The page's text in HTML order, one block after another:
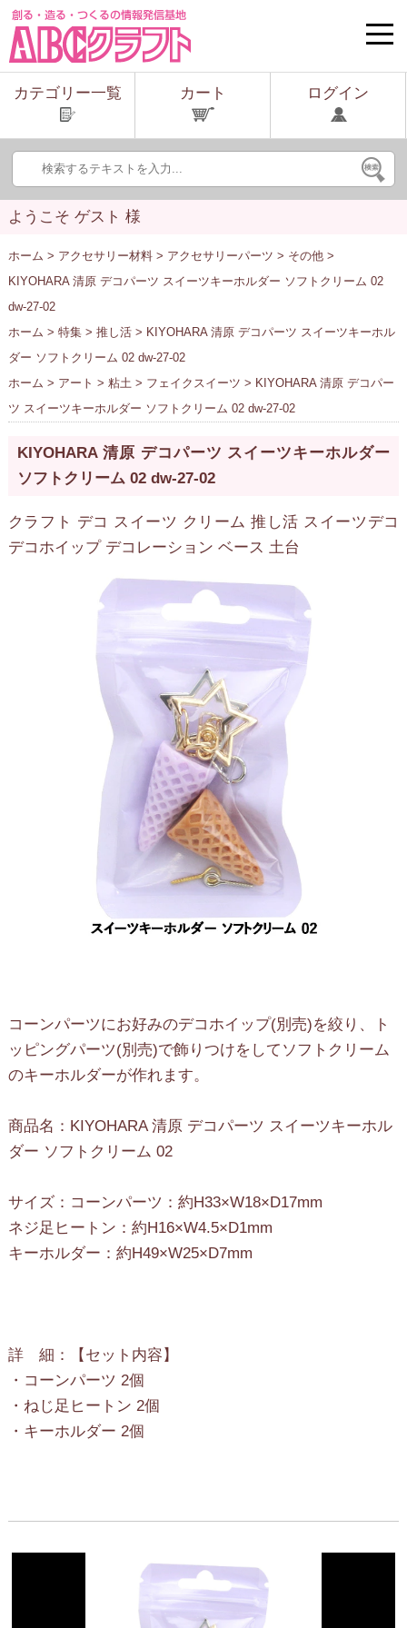
toggle
カテゴリー一覧
カート ログイン
ようこそ ゲスト 様
ホーム > アクセサリー材料> アクセサリーパーツ > その他>
KIYOHARA 清原 デコパーツ スイーツキーホルダー ソフトクリーム 02
dw-27-02
ホーム > 特集> 推し活> KIYOHARA 清原 デコパーツ スイーツキーホル
ダー ソフトクリーム 02 dw-27-02
ホーム > アート > 粘土 > フェイクスイーツ > KIYOHARA 清原 デコパー
ツ スイーツキーホルダー ソフトクリーム 02 dw-27-02
KIYOHARA 清原 デコパーツ スイーツキーホルダー
ソフトクリーム 02 dw-27-02
クラフト デコ スイーツ クリーム 推し活 スイーツデコ
デコホイップ デコレーション ベース 土台
コーンパーツにお好みのデコホイップ(別売)を絞り、ト
ッピングパーツ(別売)で飾りつけをしてソフトクリーム
のキーホルダーが作れます。
商品名：KIYOHARA 清原 デコパーツ スイーツキーホル
ダー ソフトクリーム 02
サイズ：コーンパーツ：約H33×W18×D17mm
ネジ足ヒートン：約H16×W4.5×D1mm
キーホルダー：約H49×W25×D7mm
詳 細：【セット内容】
・コーンパーツ 2個
・ねじ足ヒートン 2個
・キーホルダー 2個